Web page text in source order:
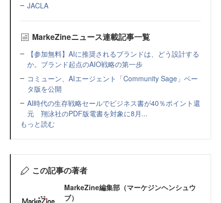
JACLA
MarkeZineニュース連載記事一覧
【参加無料】AIに推奨されるブランドは、どう設計する
か。ブランド起点のAIO戦略の第一歩
コミューン、AIエージェント「Community Sage」ベー
タ版を公開
AI時代の生存戦略セールでビジネス書が40％ポイント還
元 翔泳社のPDF版電書を対象に8月...
もっと読む
この記事の著者
MarkeZine編集部（マーケジンヘンシュウ
ブ）